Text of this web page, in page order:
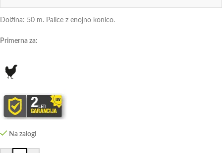
Dolžina: 50 m. Palice z enojno konico.
Primerna za:
Na zalogi